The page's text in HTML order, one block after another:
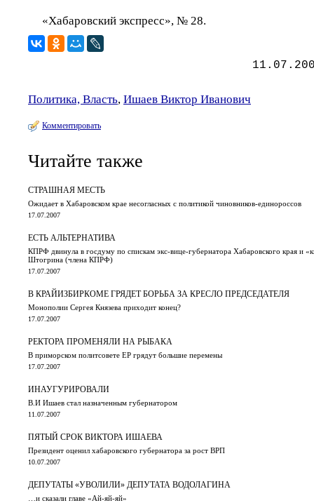
«Хабаровский экспресс», № 28.
Политика, Власть, Ишаев Виктор Иванович
Комментировать
Читайте также
СТРАШНАЯ МЕСТЬ
Ожидает в Хабаровском крае несогласных с политикой чиновников-единороссов
17.07.2007
ЕСТЬ АЛЬТЕРНАТИВА
КПРФ двинула в госдуму по спискам экс-вице-губернатора Хабаровского края и
Штогрина (члена КПРФ)
17.07.2007
В КРАЙИЗБИРКОМЕ ГРЯДЕТ БОРЬБА ЗА КРЕСЛО ПРЕДСЕДАТЕЛЯ
Монополии Сергея Князева приходит конец?
17.07.2007
РЕКТОРА ПРОМЕНЯЛИ НА РЫБАКА
В приморском политсовете ЕР грядут большие перемены
17.07.2007
ИНАУГУРИРОВАЛИ
В.И Ишаев стал назначенным губернатором
11.07.2007
ПЯТЫЙ СРОК ВИКТОРА ИШАЕВА
Президент оценил хабаровского губернатора за рост ВРП
10.07.2007
ДЕПУТАТЫ «УВОЛИЛИ» ДЕПУТАТА ВОДОЛАГИНА
…и сказали главе «Ай-яй-яй»